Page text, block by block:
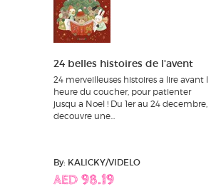
24 belles histoires de l'avent
24 merveilleuses histoires a lire avant l
heure du coucher, pour patienter
jusqu a Noel ! Du 1er au 24 decembre,
decouvre une...
By: KALICKY/VIDELO
AED 98.19